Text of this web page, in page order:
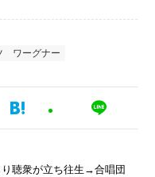
ワーグナー
聴衆が立ち往生→合唱団